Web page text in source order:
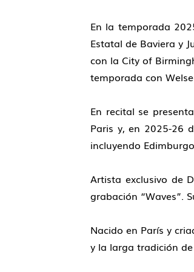
En la temporada
Estatal de Baviera y
con la City of
temporada con
En recital se
Paris y, en 2025-26
incluyendo
Artista exclusivo de
grabación “Waves”.
Nacido en París y
y la larga tradición